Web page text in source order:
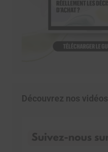
Découvrez nos vidéos